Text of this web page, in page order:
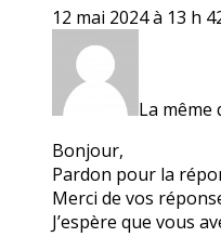
12 mai 2024 à 13 h
La même
Bonjour,
Pardon pour la
Merci de vos
J’espère que vous